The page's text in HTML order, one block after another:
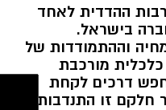
ההדדית לאחד
בישראל.
וההתמודדות של
מורכבת
דרכים לקחת
חלקם זו התנדבות